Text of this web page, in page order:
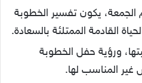
الجمعة، يكون تفسير الخطوبة
القادمة الممتلئة بالسعادة.
ورؤية حفل الخطوبة
غير المناسب لها.